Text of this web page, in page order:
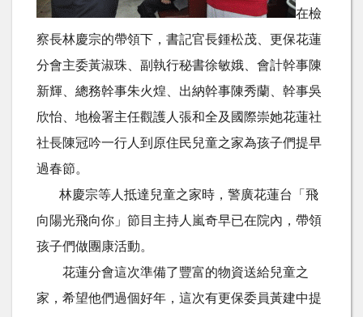
在檢
察長林慶宗的帶領下，書記官長鍾松茂、更保花蓮
分會主委黃淑珠、副執行秘書徐敏娥、會計幹事陳
新輝、總務幹事朱火煌、出納幹事陳秀蘭、幹事吳
欣怡、地檢署主任觀護人張和全及國際崇她花蓮社
社長陳冠吟一行人到原住民兒童之家為孩子們提早
過春節。
林慶宗等人抵達兒童之家時，警廣花蓮台「飛
向陽光飛向你」節目主持人嵐奇早已在院內，帶領
孩子們做團康活動。
花蓮分會這次準備了豐富的物資送給兒童之
家，希望他們過個好年，這次有更保委員黃建中提